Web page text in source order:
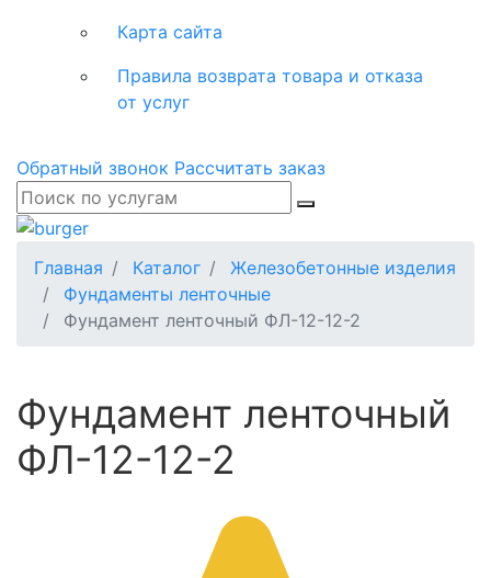
Карта сайта
Правила возврата товара и отказа
от услуг
Обратный звонок Рассчитать заказ
Главная Каталог
Железобетонные изделия
Фундаменты ленточные
Фундамент ленточный ФЛ-12-12-2
Фундамент ленточный
ФЛ-12-12-2